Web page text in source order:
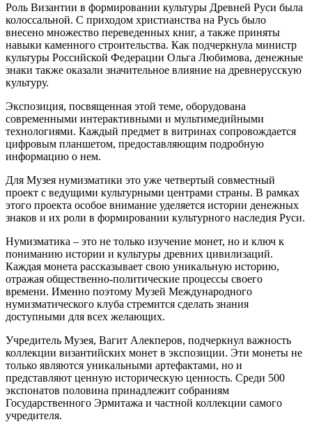
Роль Византии в формировании культуры Древней Руси была
колоссальной. С приходом христианства на Русь было
внесено множество переведенных книг, а также приняты
навыки каменного строительства. Как подчеркнула министр
культуры Российской Федерации Ольга Любимова, денежные
знаки также оказали значительное влияние на древнерусскую
культуру.
Экспозиция, посвященная этой теме, оборудована
современными интерактивными и мультимедийными
технологиями. Каждый предмет в витринах сопровождается
цифровым планшетом, предоставляющим подробную
информацию о нем.
Для Музея нумизматики это уже четвертый совместный
проект с ведущими культурными центрами страны. В рамках
этого проекта особое внимание уделяется истории денежных
знаков и их роли в формировании культурного наследия Руси.
Нумизматика – это не только изучение монет, но и ключ к
пониманию истории и культуры древних цивилизаций.
Каждая монета рассказывает свою уникальную историю,
отражая общественно-политические процессы своего
времени. Именно поэтому Музей Международного
нумизматического клуба стремится сделать знания
доступными для всех желающих.
Учредитель Музея, Вагит Алекперов, подчеркнул важность
коллекции византийских монет в экспозиции. Эти монеты не
только являются уникальными артефактами, но и
представляют ценную историческую ценность. Среди 500
экспонатов половина принадлежит собраниям
Государственного Эрмитажа и частной коллекции самого
учредителя.